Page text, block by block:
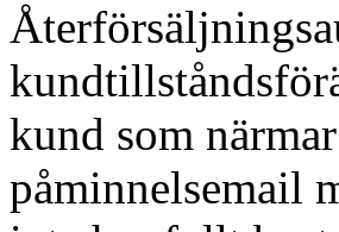
kund som
påminnelsemail